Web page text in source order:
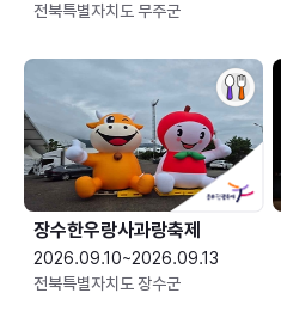
전북특별자치도 무주군
장수한우랑사과랑축제
2026.09.10~2026.09.13
전북특별자치도 장수군